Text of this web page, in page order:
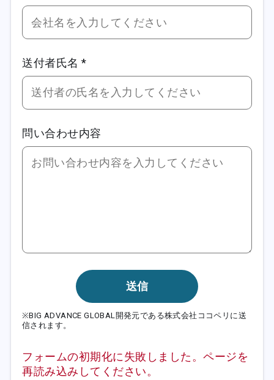
送付者氏名 *
問い合わせ内容
送信
※BIG ADVANCE GLOBAL開発元である株式会社ココペリに送
信されます。
フォームの初期化に失敗しました。ページを
再読み込みしてください。